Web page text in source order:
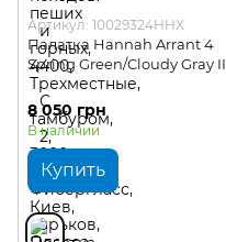
Артикул: 10029324HHX
Палатка Hannah Arrant 4
Spring Green/Cloudy Gray II
8 050 грн
В наличии
Купить